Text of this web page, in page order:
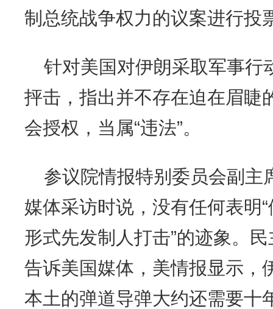
制总统战争权力的议案进行投
针对美国对伊朗采取军事行
抨击，指出并不存在迫在眉睫
会授权，当属“违法”。
参议院情报特别委员会副主
媒体采访时说，没有任何表明
形式先发制人打击”的迹象。
告诉美国媒体，美情报显示，
本土的弹道导弹大约还需要十